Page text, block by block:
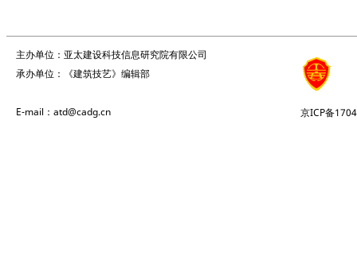
主办单位：亚太建设科技信息研究院有限公司
承办单位：《建筑技艺》编辑部
E-mail：atd@cadg.cn 京ICP备